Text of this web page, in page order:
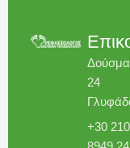
24
+30 210